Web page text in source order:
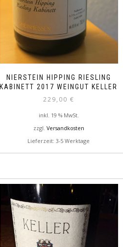
NIERSTEIN HIPPING RIESLING
KABINETT 2017 WEINGUT KELLER
229,00 €
inkl. 19 % MwSt.
zzgl. Versandkosten
Lieferzeit: 3-5 Werktage